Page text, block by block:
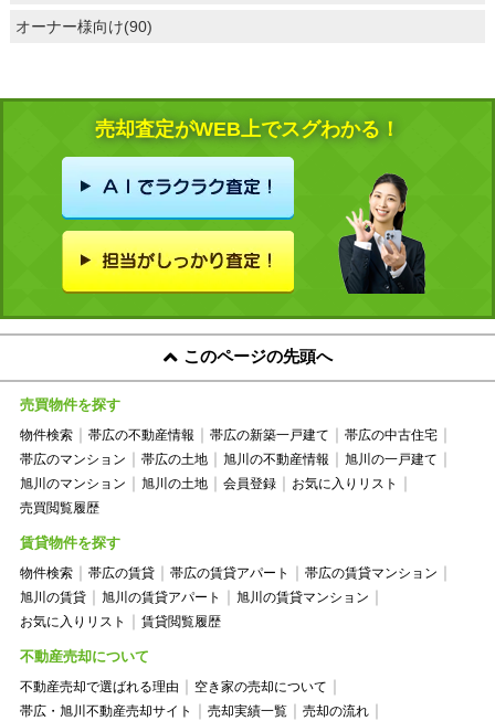
オーナー様向け(90)
売却査定がWEB上でスグわかる！
このページの先頭へ
売買物件を探す
物件検索 帯広の不動産情報 帯広の新築一戸建て
帯広の中古住宅
帯広のマンション
帯広の土地 旭川の不動産情報
旭川の一戸建て
旭川のマンション
旭川の土地 会員登録
お気に入りリスト
売買閲覧履歴
賃貸物件を探す
物件検索 帯広の賃貸 帯広の賃貸アパート
帯広の賃貸マンション
旭川の賃貸
旭川の賃貸アパート
旭川の賃貸マンション
お気に入りリスト
賃貸閲覧履歴
不動産売却について
不動産売却で選ばれる理由
空き家の売却について
帯広・旭川不動産売却サイト
売却実績一覧
売却の流れ